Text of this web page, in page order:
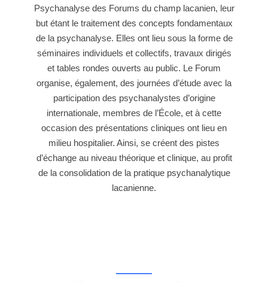
Psychanalyse des Forums du champ lacanien, leur
but étant le traitement des concepts fondamentaux
de la psychanalyse. Elles ont lieu sous la forme de
séminaires individuels et collectifs, travaux dirigés
et tables rondes ouverts au public. Le Forum
organise, également, des journées d’étude avec la
participation des psychanalystes d’origine
internationale, membres de l’École, et à cette
occasion des présentations cliniques ont lieu en
milieu hospitalier. Ainsi, se créent des pistes
d’échange au niveau théorique et clinique, au profit
de la consolidation de la pratique psychanalytique
lacanienne.